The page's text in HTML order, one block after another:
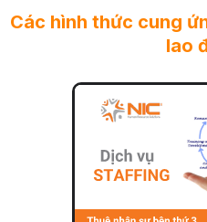
Các hình thức cung
lao